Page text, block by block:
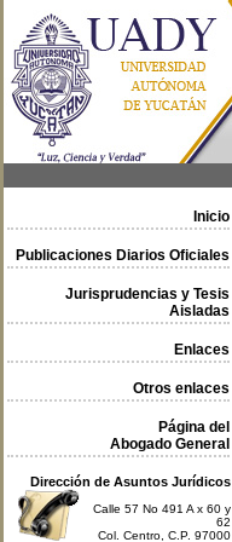
Inicio
Publicaciones Diarios Oficiales
Jurisprudencias y Tesis
Aisladas
Enlaces
Otros enlaces
Página del
Abogado General
Dirección de Asuntos Jurídicos
Calle 57 No 491 A x 60 y
62
Col. Centro, C.P. 97000